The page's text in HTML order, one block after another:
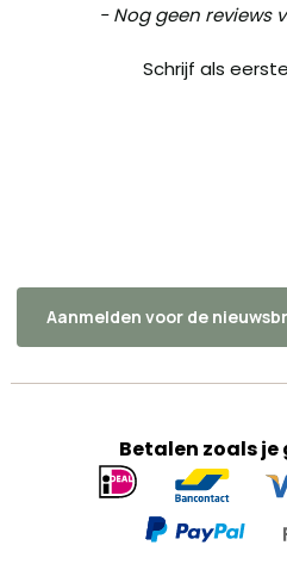
- Nog geen reviews
Schrijf als
New content loaded
Betalen zoals je
Aanmelden voor de